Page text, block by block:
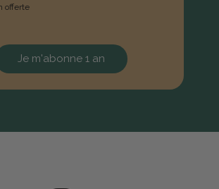
offerte
Je m'abonne 1 an